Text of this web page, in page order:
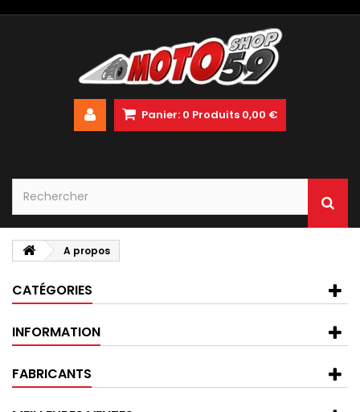
Panier: 0 Produits 0,00 €
A propos
CATÉGORIES
INFORMATION
FABRICANTS